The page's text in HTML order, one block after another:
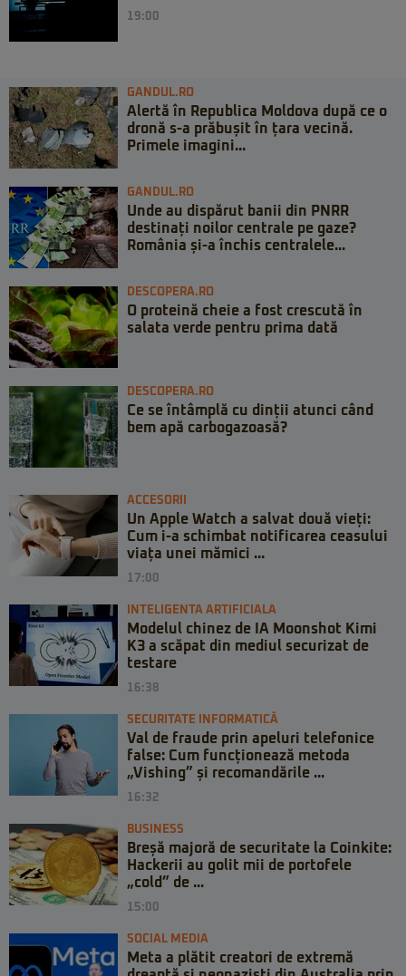
19:00
GANDUL.RO
Alertă în Republica Moldova după ce o
dronă s-a prăbușit în țara vecină.
Primele imagini...
GANDUL.RO
Unde au dispărut banii din PNRR
destinați noilor centrale pe gaze?
România și-a închis centralele...
DESCOPERA.RO
O proteină cheie a fost crescută în
salata verde pentru prima dată
DESCOPERA.RO
Ce se întâmplă cu dinții atunci când
bem apă carbogazoasă?
ACCESORII
Un Apple Watch a salvat două vieți:
Cum i-a schimbat notificarea ceasului
viața unei mămici ...
17:00
INTELIGENTA ARTIFICIALA
Modelul chinez de IA Moonshot Kimi
K3 a scăpat din mediul securizat de
testare
16:38
SECURITATE INFORMATICĂ
Val de fraude prin apeluri telefonice
false: Cum funcționează metoda
„Vishing” și recomandările ...
16:32
BUSINESS
Breșă majoră de securitate la Coinkite:
Hackerii au golit mii de portofele
„cold” de ...
15:00
SOCIAL MEDIA
Meta a plătit creatori de extremă